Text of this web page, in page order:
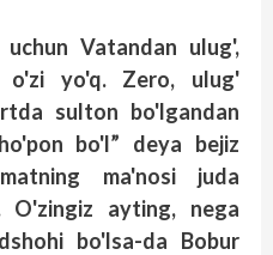
Vatandan ulug',
o'zi yo'q. Zero, ulug'
sulton bo'lgandan
bo'l” deya bejiz
ma'nosi juda
O'zingiz ayting, nega
bo'lsa-da Bobur